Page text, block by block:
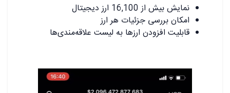
نمایش بیش از 16,100 ارز دیجیتال
امکان بررسی جزئیات هر ارز
قابلیت افزودن ارزها به لیست علاقه‌مندی‌ها